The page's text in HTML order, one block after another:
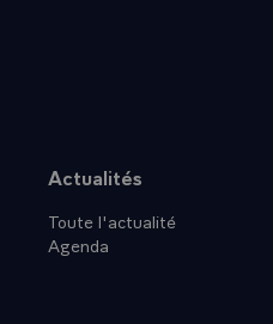
Plan du site
Actualités
Toute l'actualité
Agenda